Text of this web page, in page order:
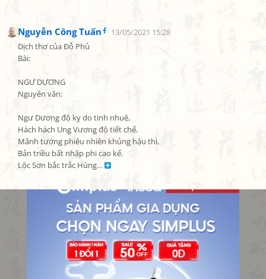
Nguyễn Công Tuấn
13/05/2021 15:28
Dịch thơ của Đỗ Phủ
Bài:
NGƯ DƯƠNG
Nguyên văn:
Ngư Dương độ kỵ do tinh nhuệ,
Hách hách Ung Vương độ tiết chế.
Mãnh tướng phiêu nhiên khủng hậu thì,
Bản triều bất nhập phi cao kế.
Lộc Sơn bắc trắc Hùng…